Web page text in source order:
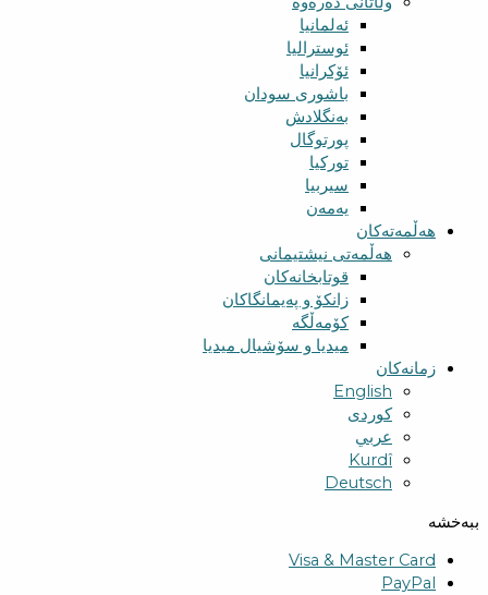
ئەلمانیا
ئوسترالیا
ئۆکرانیا
باشوری سودان
بەنگلادش
پورتوگال
تورکیا
سیربیا
یەمەن
هەڵمەتەکان
هەڵمەتی نیشتیمانی
قوتابخانەکان
زانکۆ و پەیمانگاکان
کۆمەڵگە
میدیا و سۆشیال میدیا
زمانەکان
English
کوردی
عربي
Kurdî
Deutsch
ببەخشە
Visa & Master Card
PayPal